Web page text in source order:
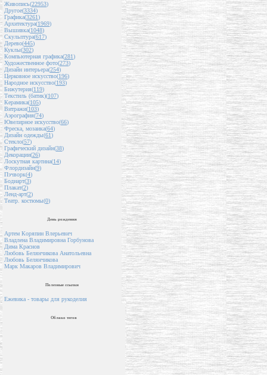
Живопись(22953)
Другое(3334)
Графика(3261)
Архитектура(1969)
Вышивка(1048)
Скульптура(617)
Дерево(445)
Куклы(302)
Компьютерная графика(281)
Художественное фото(273)
Дизайн интерьера(254)
Церковное искусство(196)
Народное искусство(193)
Бижутерия(119)
Текстиль (батик)(107)
Керамика(105)
Витражи(103)
Аэрография(74)
Ювелирное искусство(66)
Фреска, мозаика(64)
Дизайн одежды(61)
Стекло(57)
Графический дизайн(38)
Декорации(26)
Лоскутная картина(14)
Флордизайн(9)
Пэчворк(4)
Бодиарт(3)
Плакат(2)
Ленд-арт(2)
Театр. костюмы(0)
День рождения
Артем Коряпин Влерьевич
Владлена Владимировна Горбунова
Дима Краснов
Любовь Белянчикова Анатольевна
Любовь Белянчикова
Марк Макаров Владимирович
Полезные ссылки
Ежевика - товары для рукоделия
Облако тегов